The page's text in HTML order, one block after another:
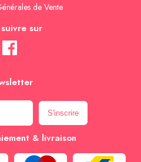
de Vente
sur
& livraison